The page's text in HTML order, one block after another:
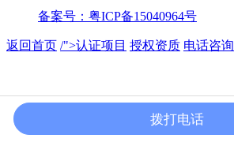
备案号： 粤ICP备15040964号
返回首页 /">认证项目 授权资质 电话咨询
拨打电话